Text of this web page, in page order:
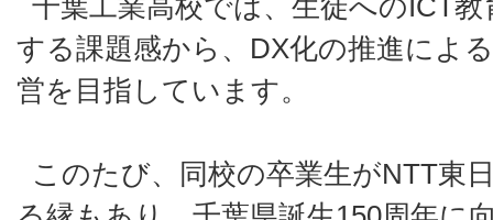
する課題感から、DX化の推進によ
営を目指しています。
このたび、同校の卒業生がNTT東